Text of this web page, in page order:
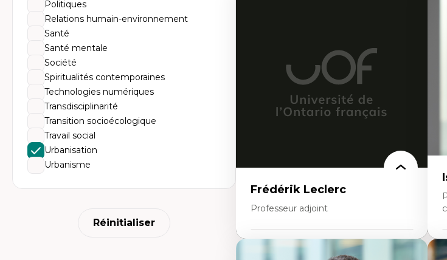
Politiques
Relations humain-environnement
Santé
Santé mentale
Société
Spiritualités contemporaines
Technologies numériques
Transdisciplinarité
Transition socioécologique
Travail social
Urbanisation
Urbanisme
Réinitialiser
Bioart, programmation et électronique
Histoire sociale et culturelle des
technologies numériques
Internet des objets
Métavers
Problématiques relatives à l’intelligence
Frédérik Leclerc
Professeur adjoint
Expertises